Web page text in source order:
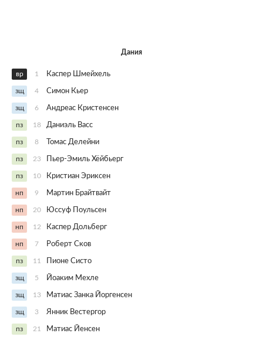
Дания
вр 1 Каспер Шмейхель
зщ 4 Симон Кьер
зщ 6 Андреас Кристенсен
пз 18 Даниэль Васс
пз 8 Томас Делейни
пз 23 Пьер-Эмиль Хёйбьерг
пз 10 Кристиан Эриксен
нп 9 Мартин Брайтвайт
нп 20 Юссуф Поульсен
нп 12 Каспер Дольберг
нп 7 Роберт Сков
пз 11 Пионе Систо
зщ 5 Йоаким Мехле
зщ 13 Матиас Занка Йоргенсен
зщ 3 Янник Вестергор
пз 21 Матиас Йенсен